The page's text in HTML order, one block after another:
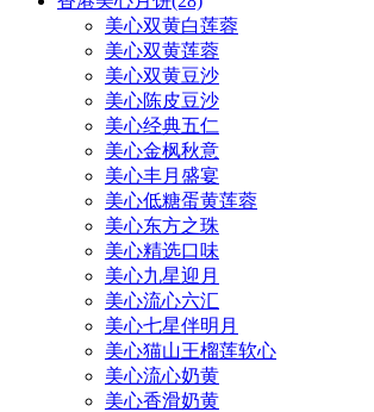
美心双黄白莲蓉
美心双黄莲蓉
美心双黄豆沙
美心陈皮豆沙
美心经典五仁
美心金枫秋意
美心丰月盛宴
美心低糖蛋黄莲蓉
美心东方之珠
美心精选口味
美心九星迎月
美心流心六汇
美心七星伴明月
美心猫山王榴莲软心
美心流心奶黄
美心香滑奶黄